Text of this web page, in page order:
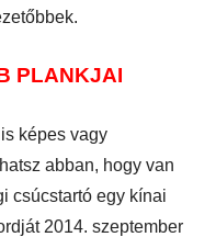
PLANKJAI
képes vagy
abban, hogy van
csúcstartó egy kínai
2014. szeptember